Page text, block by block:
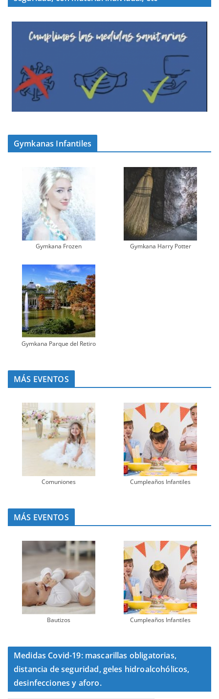
Gymkanas Infantiles
Gymkana Frozen Gymkana Harry Potter
Gymkana Parque del Retiro
MÁS EVENTOS
Comuniones Cumpleaños Infantiles
MÁS EVENTOS
Bautizos Cumpleaños Infantiles
Medidas Covid-19: mascarillas obligatorias,
distancia de seguridad, geles hidroalcohólicos,
desinfecciones y aforo.